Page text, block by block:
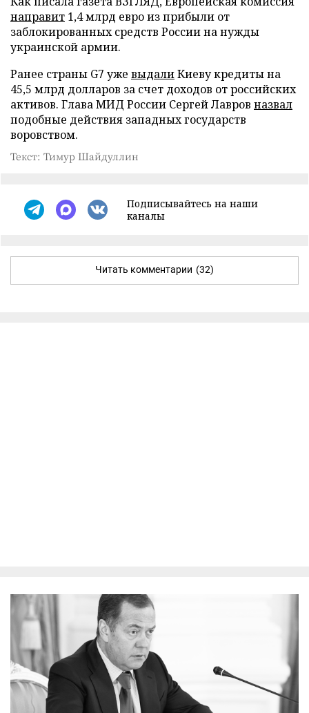
направит 1,4 млрд евро из прибыли от
заблокированных средств России на нужды
украинской армии.
Ранее страны G7 уже выдалиКиеву кредиты на
45,5 млрд долларов за счет доходов от российских
активов. Глава МИД России Сергей Лавров назвал
подобные действия западных государств
воровством.
Текст: Тимур Шайдуллин
Подписывайтесь на наши
каналы
Читать комментарии (32)